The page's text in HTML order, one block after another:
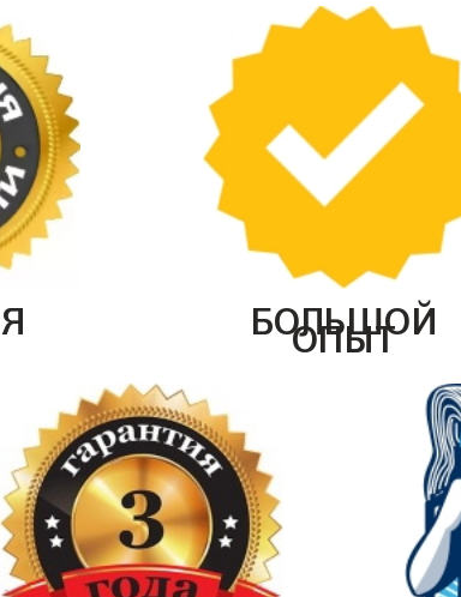
БОЛЬШОЙ
ОПЫТ